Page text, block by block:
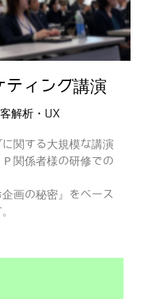
ティング講演
解析・UX
関する大規模な講演
関係者様の研修での
画の秘密』をベース